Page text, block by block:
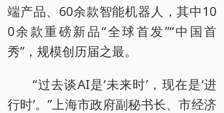
端产品、60余款智能机器人，其中10
0余款重磅新品“全球首发”“中国首
秀”，规模创历届之最。
“过去谈AI是‘未来时’，现在是‘进
行时’。”上海市政府副秘书长、市经济